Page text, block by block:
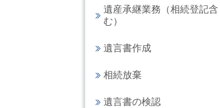
遺産承継業務（相続登記含
む）
遺言書作成
相続放棄
遺言書の検認